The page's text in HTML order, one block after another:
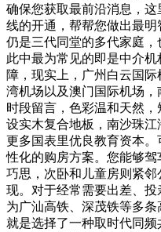
确保您获取最前沿消息，
线的开通，帮帮您做出最明
仍是三代同堂的多代家庭，
此中最为常见的即是中介
障，现实上，广州白云国
湾机场以及澳门国际机场
时段留言，色彩温和天然
设实木复合地板，南沙珠
更多国表里优良教育资本
性化的购房方案。您能够
巧思，次卧和儿童房则紧
现。对于经常需要出差、
为广汕高铁、深茂铁等多条
就是选择了一种取时代同